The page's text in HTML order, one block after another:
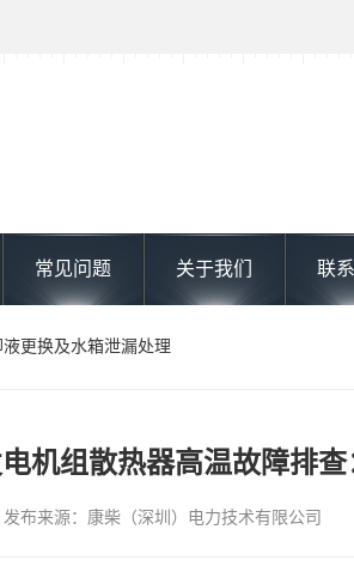
常见问题 关于我们 联
更换及水箱泄漏处理
机组散热器高温故障排
发布来源：康柴（深圳）电力技术有限公